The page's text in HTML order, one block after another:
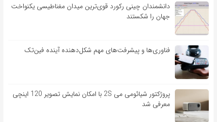
دانشمندان چینی رکورد قوی‌ترین میدان مغناطیسی یکنواخت
جهان را شکستند
فناوری‌ها و پیشرفت‌های مهم شکل‌دهنده آینده فین‌تک
پروژکتور شیائومی می 2S با امکان نمایش تصویر 120 اینچی
معرفی شد